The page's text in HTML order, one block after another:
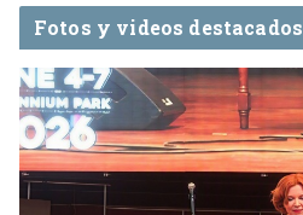
Fotos y videos destacados